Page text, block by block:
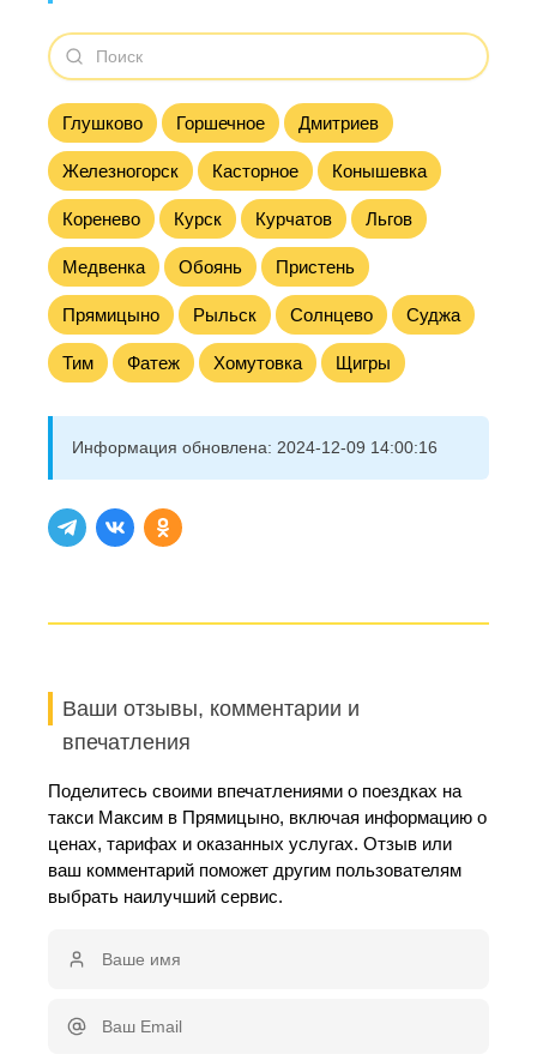
Глушково Горшечное Дмитриев
Железногорск Касторное Конышевка
Коренево Курск Курчатов Льгов
Медвенка Обоянь Пристень
Прямицыно Рыльск Солнцево Суджа
Тим Фатеж Хомутовка Щигры
Информация обновлена: 2024-12-09 14:00:16
Ваши отзывы, комментарии и
впечатления
Поделитесь своими впечатлениями о поездках на
такси Максим в Прямицыно, включая информацию о
ценах, тарифах и оказанных услугах. Отзыв или
ваш комментарий поможет другим пользователям
выбрать наилучший сервис.